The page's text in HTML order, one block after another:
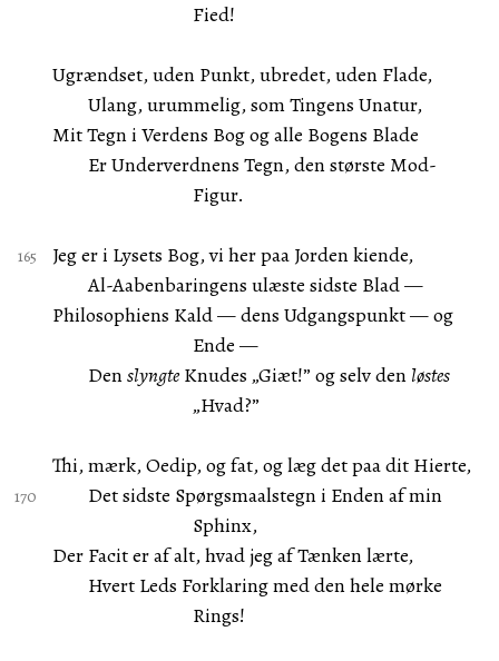
Fied!
Ugrændset, uden Punkt, ubredet, uden Flade,
Ulang, urummelig, som Tingens Unatur,
Mit Tegn i Verdens Bog og alle Bogens Blade
Er Underverdnens Tegn, den største Mod-
Figur.
Jeg er i Lysets Bog, vi her paa Jorden kiende,
Al-Aabenbaringens ulæste sidste Blad —
Philosophiens Kald — dens Udgangspunkt — og
Ende —
DenslyngteKnudes „Giæt!” og selv den løstes
„Hvad?”
Thi, mærk, Oedip, og fat, og læg det paa dit Hierte,
Det sidste Spørgsmaalstegn i Enden af min
Sphinx,
Der Facit er af alt, hvad jeg af Tænken lærte,
Hvert Leds Forklaring med den hele mørke
Rings!